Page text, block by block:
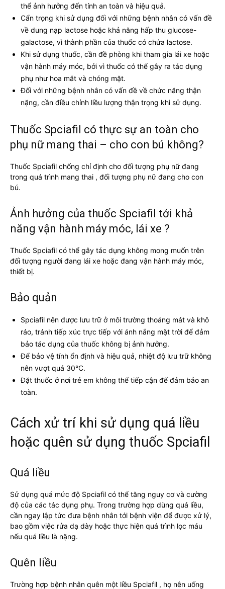
thể ảnh hưởng đến tính an toàn và hiệu quả.
Cẩn trọng khi sử dụng đối với những bệnh nhân có vấn đề
về dung nạp lactose hoặc khả năng hấp thu glucose-
galactose, vì thành phần của thuốc có chứa lactose.
Khi sử dụng thuốc, cần đề phòng khi tham gia lái xe hoặc
vận hành máy móc, bởi vì thuốc có thể gây ra tác dụng
phụ như hoa mắt và chóng mặt.
Đối với những bệnh nhân có vấn đề về chức năng thận
nặng, cần điều chỉnh liều lượng thận trọng khi sử dụng.
Thuốc Spciafil có thực sự an toàn cho
phụ nữ mang thai – cho con bú không?
Thuốc Spciafil chống chỉ định cho đối tượng phụ nữ đang
trong quá trình mang thai , đối tượng phụ nữ đang cho con
bú.
Ảnh hưởng của thuốc Spciafil tới khả
năng vận hành máy móc, lái xe ?
Thuốc Spciafil có thể gây tác dụng không mong muốn trên
đối tượng người đang lái xe hoặc đang vận hành máy móc,
thiết bị.
Bảo quản
Spciafil nên được lưu trữ ở môi trường thoáng mát và khô
ráo, tránh tiếp xúc trực tiếp với ánh nắng mặt trời để đảm
bảo tác dụng của thuốc không bị ảnh hưởng.
Để bảo vệ tính ổn định và hiệu quả, nhiệt độ lưu trữ không
nên vượt quá 30°C.
Đặt thuốc ở nơi trẻ em không thể tiếp cận để đảm bảo an
toàn.
Cách xử trí khi sử dụng quá liều
hoặc quên sử dụng thuốc Spciafil
Quá liều
Sử dụng quá mức độ Spciafil có thể tăng nguy cơ và cường
độ của các tác dụng phụ. Trong trường hợp dùng quá liều,
cần ngay lập tức đưa bệnh nhân tới bệnh viện để được xử lý,
bao gồm việc rửa dạ dày hoặc thực hiện quá trình lọc máu
nếu quá liều là nặng.
Quên liều
Trường hợp bệnh nhân quên một liều Spciafil , họ nên uống